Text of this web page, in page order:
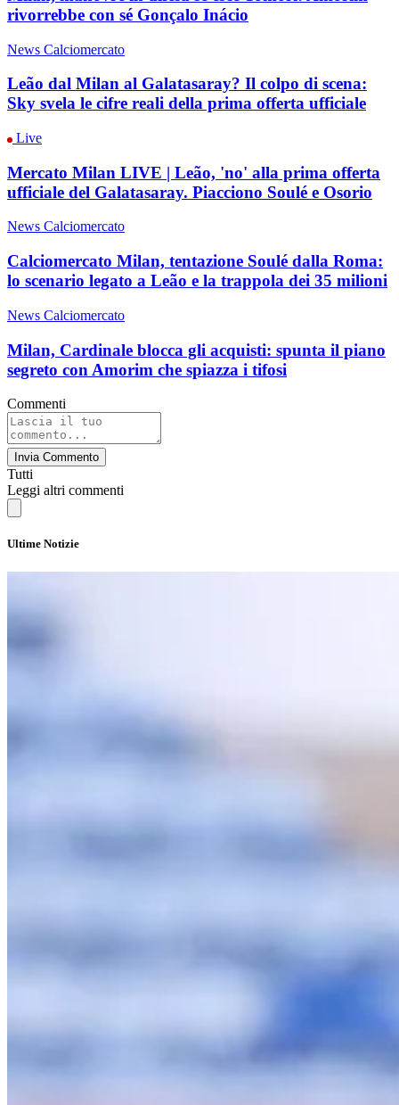
rivorrebbe con sé Gonçalo Inácio
News Calciomercato
Leão dal Milan al Galatasaray? Il colpo di scena:
Sky svela le cifre reali della prima offerta ufficiale
Live
Mercato Milan LIVE | Leão, 'no' alla prima offerta
ufficiale del Galatasaray. Piacciono Soulé e Osorio
News Calciomercato
Calciomercato Milan, tentazione Soulé dalla Roma:
lo scenario legato a Leão e la trappola dei 35 milioni
News Calciomercato
Milan, Cardinale blocca gli acquisti: spunta il piano
segreto con Amorim che spiazza i tifosi
Commenti
Invia Commento
Tutti
Leggi altri commenti
Ultime Notizie